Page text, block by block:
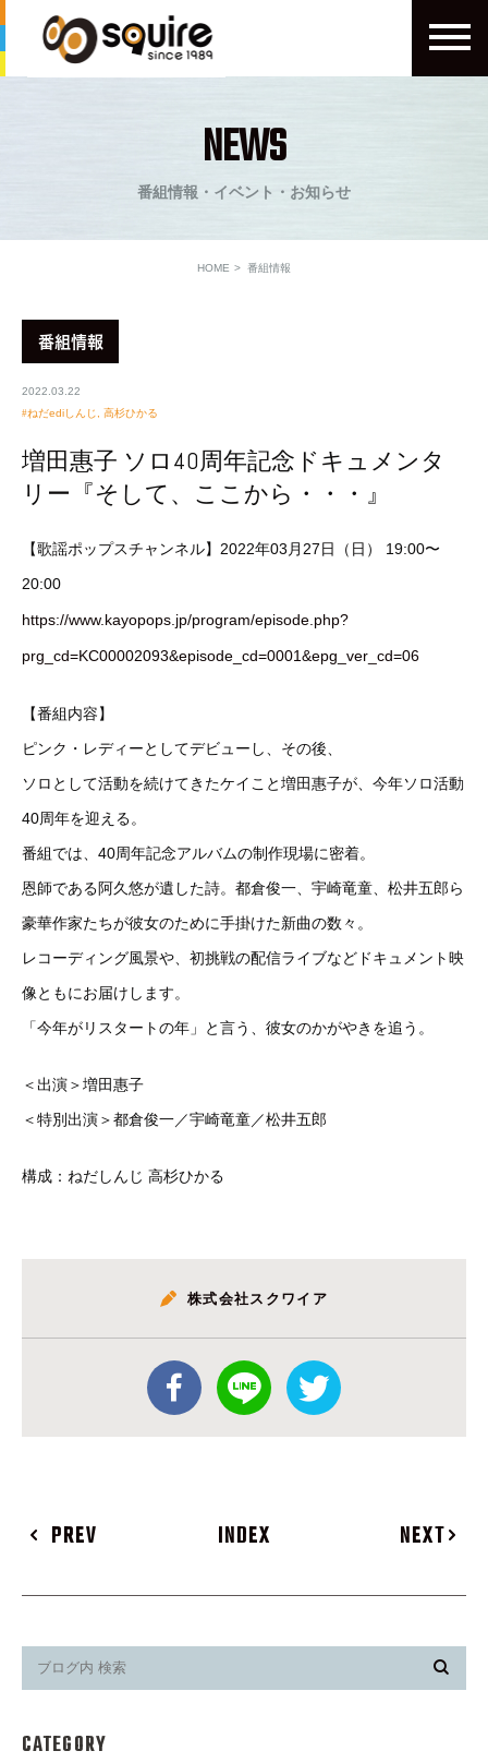
NEWS
番組情報・イベント・お知らせ
HOME 番組情報
番組情報
2022.03.22
ねだediしんじ
高杉ひかる
増田惠子 ソロ40周年記念ドキュメンタ
リー『そして、ここから・・・』
【歌謡ポップスチャンネル】2022年03月27日（日） 19:00〜
20:00
https://www.kayopops.jp/program/episode.php?
prg_cd=KC00002093&episode_cd=0001&epg_ver_cd=06
【番組内容】
ピンク・レディーとしてデビューし、その後、
ソロとして活動を続けてきたケイこと増田惠子が、今年ソロ活動
40周年を迎える。
番組では、40周年記念アルバムの制作現場に密着。
恩師である阿久悠が遺した詩。都倉俊一、宇崎竜童、松井五郎ら
豪華作家たちが彼女のために手掛けた新曲の数々。
レコーディング風景や、初挑戦の配信ライブなどドキュメント映
像ともにお届けします。
「今年がリスタートの年」と言う、彼女のかがやきを追う。
＜出演＞増田惠子
＜特別出演＞都倉俊一／宇崎竜童／松井五郎
構成：ねだしんじ 高杉ひかる
株式会社スクワイア
PREV INDEX NEXT
CATEGORY